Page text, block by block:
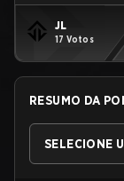
JL
17 Votos
RESUMO DA
SELECIONE